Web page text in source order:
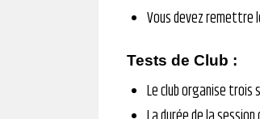
Vous devez remettre
Tests de Club :
Le club organise trois